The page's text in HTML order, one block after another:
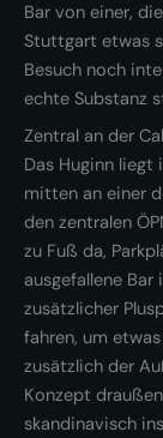
Bar von einer,
Stuttgart etwas
Besuch noch
echte Substanz
Zentral an der
Das Huginn
mitten an einer
den zentralen
zu Fuß da,
ausgefallene
zusätzlicher
fahren, um
zusätzlich der
Konzept
skandinavisch